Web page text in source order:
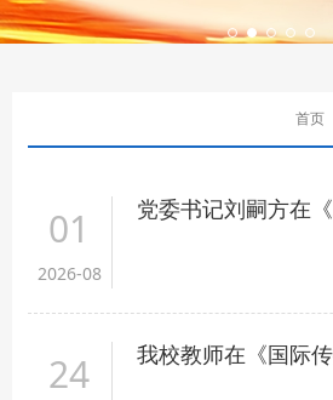
首页
01
2026-08
党委书记刘嗣方在《农村工作通讯》发表理论文章《推
24 我校教师在《国际传播》发表《大语言模